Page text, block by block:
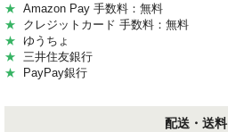
★ Amazon Pay 手数料：無料
★ クレジットカード 手数料：無料
★ ゆうちょ
★ 三井住友銀行
★ PayPay銀行
配送・送料